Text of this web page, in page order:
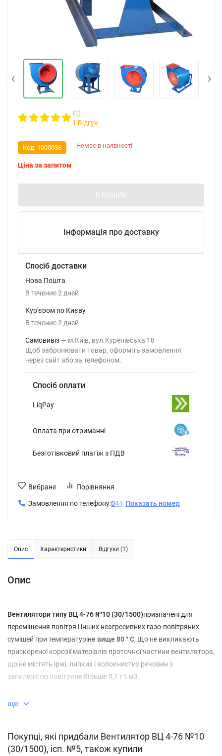
‹ ›
1 Відгук
Немає в наявності
Код: 1000036
Ціна за запитом
В КОШИК
Інформація про доставку
Спосіб доставки
Нова Пошта
В течение2 дней
Кур'єром по Києву
В течение2 дней
Самовивіз
м.Київ, вул.Куренівська 18
Щоб забронювати товар, оформіть замовлення
через сайт або за телефоном.
Спосіб оплати
LiqPay
Оплата при отриманні
Безготівковий платіж з ПДВ
Вибране Порівняння
Замовлення по телефону:044 Показать номер
Опис Характеристики Відгуки (1)
Опис
Вентилятори типу ВЦ 4-76 №10 (30/1500)призначені для
переміщення повітря і інших неагресивних газо-повітряних
сумішей при температуріне вище 80 ° С, Що не викликають
прискореної корозії матеріалів проточної частини вентилятора,
що не містять іржі, липких і волокнистих речовин з
запиленістю повітряне більше 0,1 г \ м3
Вентилятори, виготовлені з алюмінієвих сплавів,
повітряні суміші.
ще
Покупці, які придбали Вентилятор ВЦ 4-76 №10
(30/1500), ісп. №5, також купили